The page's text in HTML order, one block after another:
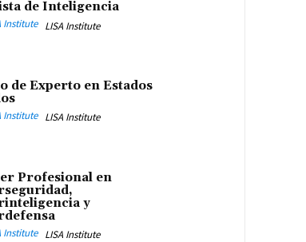
de Inteligencia
LISA Institute
de Experto en Estados
LISA Institute
Profesional en
y
LISA Institute